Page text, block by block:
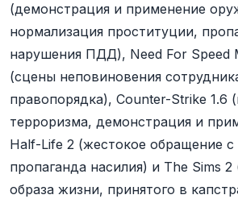
(демонстрация и применение
нормализация проституции,
нарушения ПДД), Need For Speed
(сцены неповиновения
правопорядка), Counter-Strike 1.6
терроризма, демонстрация и
Half-Life 2 (жестокое обращение
пропаганда насилия) и The Sims 2
образа жизни, принятого в